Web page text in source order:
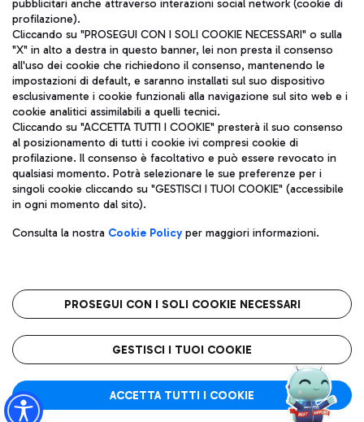
Aeroporti di Roma S.p.A. - Società soggetta a direzione e
coordinamento di Mundys S.p.A.
Codice fiscale e Registro delle Imprese di Roma 13032990155 P.
IVA 06572251004
Capitale sociale 62.224.743,00 int. vers.
Sede legale: Via Pier Paolo Racchetti 1 - 00054 Fiumicino (RM)
telefono +39 06 65951
Privacy policy
Note legali
Roma FCO
L'aeroporto stellato
pubblicitari anche attraverso interazioni social network (cookie di
profilazione).
Cliccando su "PROSEGUI CON I SOLI COOKIE NECESSARI" o sulla
"X" in alto a destra in questo banner, lei non presta il consenso
all'uso dei cookie che richiedono il consenso, mantenendo le
impostazioni di default, e saranno installati sul suo dispositivo
esclusivamente i cookie funzionali alla navigazione sul sito web e i
cookie analitici assimilabili a quelli tecnici.
Cliccando su "ACCETTA TUTTI I COOKIE" presterà il suo consenso
al posizionamento di tutti i cookie ivi compresi cookie di
profilazione. Il consenso è facoltativo e può essere revocato in
qualsiasi momento. Potrà selezionare le sue preferenze per i
singoli cookie cliccando su "GESTISCI I TUOI COOKIE" (accessibile
in ogni momento dal sito).
Consulta la nostra Cookie Policyper maggiori informazioni.
PROSEGUI CON I SOLI COOKIE NECESSARI
GESTISCI I TUOI COOKIE
ACCETTA TUTTI I COOKIE